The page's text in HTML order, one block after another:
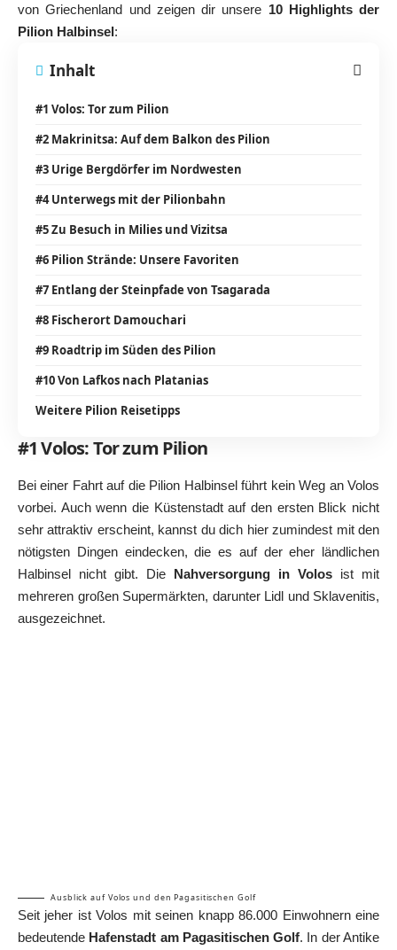
von Griechenland und zeigen dir unsere 10 Highlights der
Pilion Halbinsel:
Inhalt
#1 Volos: Tor zum Pilion
#2 Makrinitsa: Auf dem Balkon des Pilion
#3 Urige Bergdörfer im Nordwesten
#4 Unterwegs mit der Pilionbahn
#5 Zu Besuch in Milies und Vizitsa
#6 Pilion Strände: Unsere Favoriten
#7 Entlang der Steinpfade von Tsagarada
#8 Fischerort Damouchari
#9 Roadtrip im Süden des Pilion
#10 Von Lafkos nach Platanias
Weitere Pilion Reisetipps
#1 Volos: Tor zum Pilion
Bei einer Fahrt auf die Pilion Halbinsel führt kein Weg an Volos
vorbei. Auch wenn die Küstenstadt auf den ersten Blick nicht
sehr attraktiv erscheint, kannst du dich hier zumindest mit den
nötigsten Dingen eindecken, die es auf der eher ländlichen
Halbinsel nicht gibt. Die Nahversorgung in Volos ist mit
mehreren großen Supermärkten, darunter Lidl und Sklavenitis,
ausgezeichnet.
Ausblick auf Volos und den Pagasitischen Golf
Seit jeher ist Volos mit seinen knapp 86.000 Einwohnern eine
bedeutende Hafenstadt am Pagasitischen Golf. In der Antike